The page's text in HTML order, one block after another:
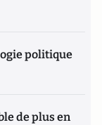
politique
de plus en